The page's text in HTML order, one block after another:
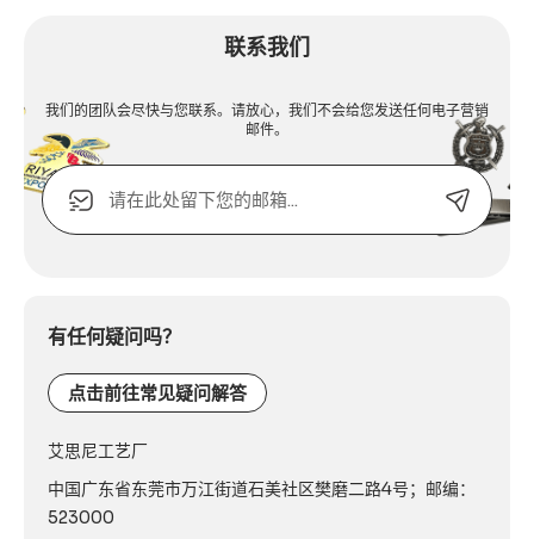
联系我们
我们的团队会尽快与您联系。请放心，我们不会给您发送任何电子营销
邮件。
电
子
邮
电
有任何疑问吗？
点击前往常见疑问解答
艾思尼工艺厂
中国广东省东莞市万江街道石美社区樊磨二路4号；邮编：
523000